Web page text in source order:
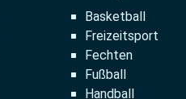
Navigation
überspringen
Basketball
Freizeitsport
Fechten
Fußball
Handball